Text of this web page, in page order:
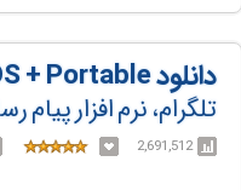
دانلود Telegram v7.0.9 x86/x64 Win/Linux/macOS + Portable
تلگرام، نرم افزار
2,691,512